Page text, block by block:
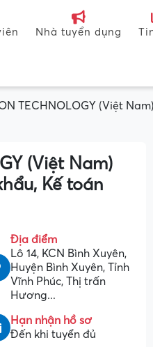
Nhà tuyển dụng
TECHNOLOGY (Việt
(Việt Nam)
Kế toán
Địa điểm
Lô 14, KCN Bình Xuyên,
Huyện Bình Xuyên, Tỉnh
Vĩnh Phúc, Thị trấn
Hương...
Hạn nhận hồ sơ
Đến khi tuyển đủ